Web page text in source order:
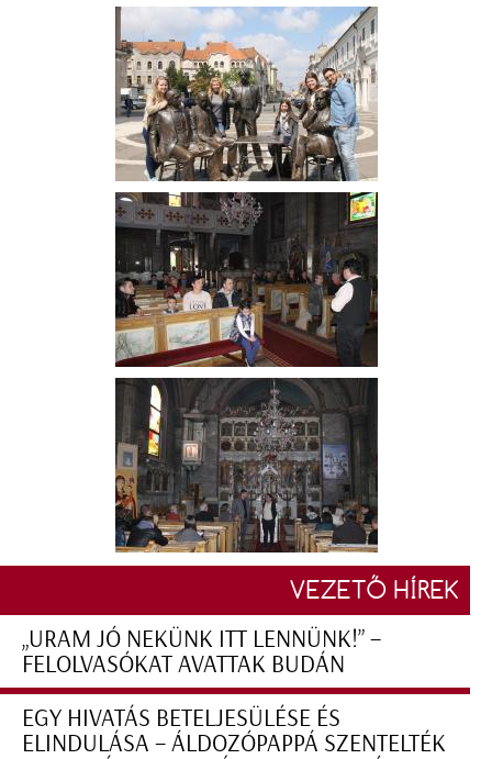
VEZETŐ HÍREK
„URAM JÓ NEKÜNK ITT LENNÜNK!” –
FELOLVASÓKAT AVATTAK BUDÁN
EGY HIVATÁS BETELJESÜLÉSE ÉS
ELINDULÁSA – ÁLDOZÓPAPPÁ SZENTELTÉK